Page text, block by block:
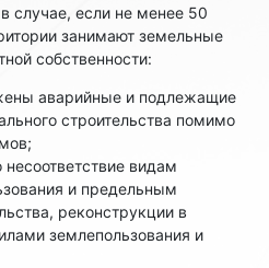
случае, если не менее 50
занимают земельные
собственности:
аварийные и подлежащие
строительства помимо
видам
и предельным
реконструкции в
землепользования и